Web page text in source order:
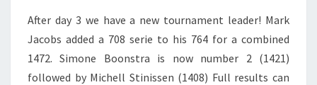
After day 3 we have a new tournament leader! Mark
Jacobs added a 708 serie to his 764 for a combined
1472. Simone Boonstra is now number 2 (1421)
followed by Michell Stinissen (1408) Full results can